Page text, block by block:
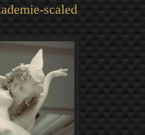
scaled